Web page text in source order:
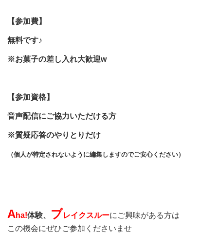
【参加費】
無料です♪
※お菓子の差し入れ大歓迎w
【参加資格】
音声配信にご協力いただける方
※質疑応答のやりとりだけ
（個人が特定されないように編集しますのでご安心ください）
Aha!体験、 ブレイクスルーにご興味がある方は
この機会にぜひご参加くださいませ